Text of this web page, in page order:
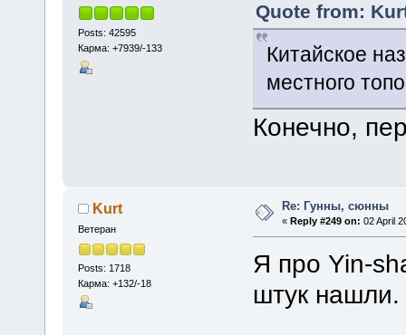
Posts: 42595
Карма: +7939/-133
Quote from:
Китайское
местного
Конечно,
Kurt
Ветеран
Posts: 1718
Карма: +132/-18
Re: Гунны, сюнны
«Reply #249 on: 02 April
Я про Yin-
штук нашли.